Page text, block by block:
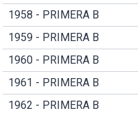
1958 - PRIMERA B
1959 - PRIMERA B
1960 - PRIMERA B
1961 - PRIMERA B
1962 - PRIMERA B